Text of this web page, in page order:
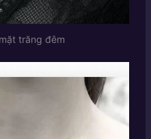
trăng đêm